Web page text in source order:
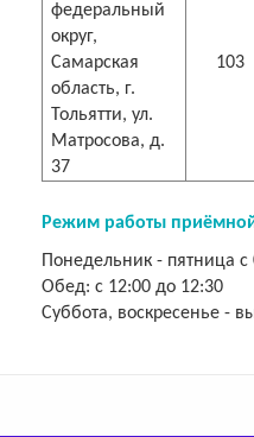
федеральный
округ,
Самарская
область, г.
Тольятти, ул.
Матросова, д.
37
103
Режим работы
Понедельник - пятница
Обед: с 12:00 до 12:30
Суббота, воскресенье -